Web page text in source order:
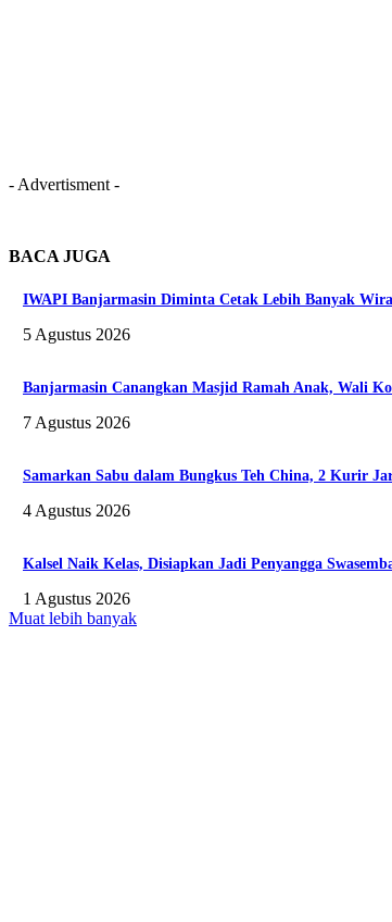
- Advertisment -
BACA JUGA
IWAPI Banjarmasin Diminta Cetak Lebih Banyak
5 Agustus 2026
Banjarmasin Canangkan Masjid Ramah Anak, Wali
7 Agustus 2026
Samarkan Sabu dalam Bungkus Teh China, 2 Kurir
4 Agustus 2026
Kalsel Naik Kelas, Disiapkan Jadi Penyangga
1 Agustus 2026
Muat lebih banyak